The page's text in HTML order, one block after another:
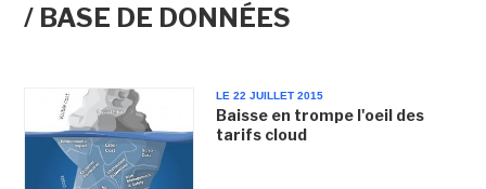
/ BASE DE DONNÉES
LE 22 JUILLET 2015
Baisse en trompe l'oeil des
tarifs cloud